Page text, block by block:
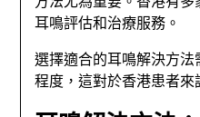
耳鳴評估和治療服務。
選擇適合的耳鳴解決方
程度，這對於香港患者來